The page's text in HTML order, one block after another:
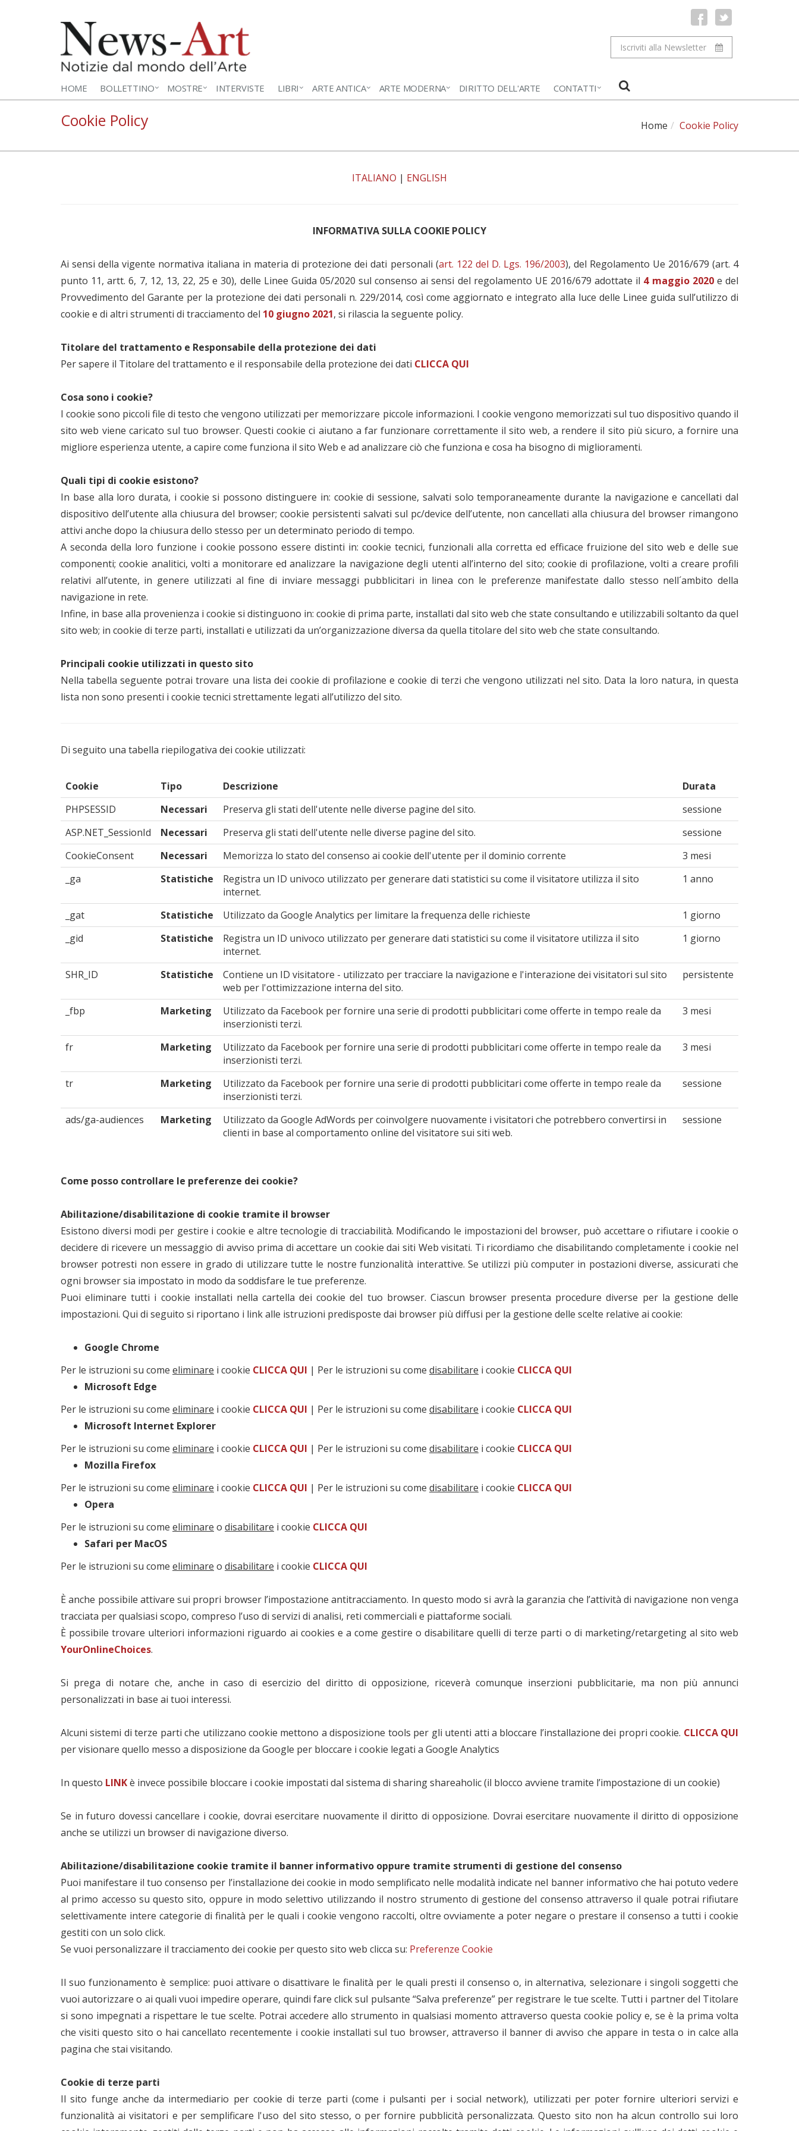
Iscriviti alla Newsletter
HOME BOLLETTINO MOSTRE INTERVISTE LIBRI ARTE ANTICA ARTE MODERNA DIRITTO DELL'ARTE CONTATTI
Cookie Policy Home Cookie Policy
ITALIANO | ENGLISH
INFORMATIVA SULLA COOKIE POLICY
Ai sensi della vigente normativa italiana in materia di protezione dei dati personali (art. 122 del D. Lgs. 196/2003), del Regolamento Ue 2016/679 (art. 4
punto 11, artt. 6, 7, 12, 13, 22, 25 e 30), delle Linee Guida 05/2020 sul consenso ai sensi del regolamento UE 2016/679 adottate il 4 maggio 2020e del
Provvedimento del Garante per la protezione dei dati personali n. 229/2014, così come aggiornato e integrato alla luce delle Linee guida sull’utilizzo di
cookie e di altri strumenti di tracciamento del 10 giugno 2021, si rilascia la seguente policy.
Titolare del trattamento e Responsabile della protezione dei dati
Per sapere il Titolare del trattamento e il responsabile della protezione dei dati CLICCA QUI
Cosa sono i cookie?
I cookie sono piccoli file di testo che vengono utilizzati per memorizzare piccole informazioni. I cookie vengono memorizzati sul tuo dispositivo quando il
sito web viene caricato sul tuo browser. Questi cookie ci aiutano a far funzionare correttamente il sito web, a rendere il sito più sicuro, a fornire una
migliore esperienza utente, a capire come funziona il sito Web e ad analizzare ciò che funziona e cosa ha bisogno di miglioramenti.
Quali tipi di cookie esistono?
In base alla loro durata, i cookie si possono distinguere in: cookie di sessione, salvati solo temporaneamente durante la navigazione e cancellati dal
dispositivo dell’utente alla chiusura del browser; cookie persistenti salvati sul pc/device dell’utente, non cancellati alla chiusura del browser rimangono
attivi anche dopo la chiusura dello stesso per un determinato periodo di tempo.
A seconda della loro funzione i cookie possono essere distinti in: cookie tecnici, funzionali alla corretta ed efficace fruizione del sito web e delle sue
componenti; cookie analitici, volti a monitorare ed analizzare la navigazione degli utenti all’interno del sito; cookie di profilazione, volti a creare profili
relativi all’utente, in genere utilizzati al fine di inviare messaggi pubblicitari in linea con le preferenze manifestate dallo stesso nell´ambito della
navigazione in rete.
Infine, in base alla provenienza i cookie si distinguono in: cookie di prima parte, installati dal sito web che state consultando e utilizzabili soltanto da quel
sito web; in cookie di terze parti, installati e utilizzati da un’organizzazione diversa da quella titolare del sito web che state consultando.
Principali cookie utilizzati in questo sito
Nella tabella seguente potrai trovare una lista dei cookie di profilazione e cookie di terzi che vengono utilizzati nel sito. Data la loro natura, in questa
lista non sono presenti i cookie tecnici strettamente legati all’utilizzo del sito.
Di seguito una tabella riepilogativa dei cookie utilizzati:
Cookie Tipo Descrizione
Durata
PHPSESSID
Necessari Preserva gli stati dell'utente nelle diverse pagine del sito.
sessione
ASP.NET_SessionId
Necessari Preserva gli stati dell'utente nelle diverse pagine del sito.
sessione
CookieConsent
Necessari Memorizza lo stato del consenso ai cookie dell'utente per il dominio corrente
3 mesi
_ga
Statistiche
Registra un ID univoco utilizzato per generare dati statistici su come il visitatore utilizza il sito
internet.
1 anno
_gat Statistiche Utilizzato da Google Analytics per limitare la frequenza delle richieste
1 giorno
_gid
Statistiche
Registra un ID univoco utilizzato per generare dati statistici su come il visitatore utilizza il sito
internet.
1 giorno
SHR_ID Statistiche
Contiene un ID visitatore - utilizzato per tracciare la navigazione e l'interazione dei visitatori sul sito
web per l'ottimizzazione interna del sito.
persistente
_fbp Marketing
Utilizzato da Facebook per fornire una serie di prodotti pubblicitari come offerte in tempo reale da
inserzionisti terzi.
3 mesi
fr Marketing
Utilizzato da Facebook per fornire una serie di prodotti pubblicitari come offerte in tempo reale da
inserzionisti terzi.
3 mesi
tr Marketing
Utilizzato da Facebook per fornire una serie di prodotti pubblicitari come offerte in tempo reale da
inserzionisti terzi.
sessione
ads/ga-audiences Marketing
Utilizzato da Google AdWords per coinvolgere nuovamente i visitatori che potrebbero convertirsi in
clienti in base al comportamento online del visitatore sui siti web.
sessione
Come posso controllare le preferenze dei cookie?
Abilitazione/disabilitazione di cookie tramite il browser
Esistono diversi modi per gestire i cookie e altre tecnologie di tracciabilità. Modificando le impostazioni del browser, può accettare o rifiutare i cookie o
decidere di ricevere un messaggio di avviso prima di accettare un cookie dai siti Web visitati. Ti ricordiamo che disabilitando completamente i cookie nel
browser potresti non essere in grado di utilizzare tutte le nostre funzionalità interattive. Se utilizzi più computer in postazioni diverse, assicurati che
ogni browser sia impostato in modo da soddisfare le tue preferenze.
Puoi eliminare tutti i cookie installati nella cartella dei cookie del tuo browser. Ciascun browser presenta procedure diverse per la gestione delle
impostazioni. Qui di seguito si riportano i link alle istruzioni predisposte dai browser più diffusi per la gestione delle scelte relative ai cookie:
Google Chrome
Per le istruzioni su come eliminare i cookie CLICCA QUI | Per le istruzioni su come disabilitare i cookie CLICCA QUI
Microsoft Edge
Per le istruzioni su come eliminare i cookie CLICCA QUI | Per le istruzioni su come disabilitare i cookie CLICCA QUI
Microsoft Internet Explorer
Per le istruzioni su come eliminare i cookie CLICCA QUI | Per le istruzioni su come disabilitare i cookie CLICCA QUI
Mozilla Firefox
Per le istruzioni su come eliminare i cookie CLICCA QUI | Per le istruzioni su come disabilitare i cookie CLICCA QUI
Opera
Per le istruzioni su come eliminare o disabilitare i cookie CLICCA QUI
Safari per MacOS
Per le istruzioni su come eliminare o disabilitare i cookie CLICCA QUI
È anche possibile attivare sui propri browser l’impostazione antitracciamento. In questo modo si avrà la garanzia che l’attività di navigazione non venga
tracciata per qualsiasi scopo, compreso l’uso di servizi di analisi, reti commerciali e piattaforme sociali.
È possibile trovare ulteriori informazioni riguardo ai cookies e a come gestire o disabilitare quelli di terze parti o di marketing/retargeting al sito web
YourOnlineChoices.
Si prega di notare che, anche in caso di esercizio del diritto di opposizione, riceverà comunque inserzioni pubblicitarie, ma non più annunci
personalizzati in base ai tuoi interessi.
Alcuni sistemi di terze parti che utilizzano cookie mettono a disposizione tools per gli utenti atti a bloccare l’installazione dei propri cookie. CLICCA QUI
per visionare quello messo a disposizione da Google per bloccare i cookie legati a Google Analytics
In questo LINKè invece possibile bloccare i cookie impostati dal sistema di sharing shareaholic (il blocco avviene tramite l’impostazione di un cookie)
Se in futuro dovessi cancellare i cookie, dovrai esercitare nuovamente il diritto di opposizione. Dovrai esercitare nuovamente il diritto di opposizione
anche se utilizzi un browser di navigazione diverso.
Abilitazione/disabilitazione cookie tramite il banner informativo oppure tramite strumenti di gestione del consenso
Puoi manifestare il tuo consenso per l’installazione dei cookie in modo semplificato nelle modalità indicate nel banner informativo che hai potuto vedere
al primo accesso su questo sito, oppure in modo selettivo utilizzando il nostro strumento di gestione del consenso attraverso il quale potrai rifiutare
selettivamente intere categorie di finalità per le quali i cookie vengono raccolti, oltre ovviamente a poter negare o prestare il consenso a tutti i cookie
gestiti con un solo click.
Se vuoi personalizzare il tracciamento dei cookie per questo sito web clicca su: Preferenze Cookie
Il suo funzionamento è semplice: puoi attivare o disattivare le finalità per le quali presti il consenso o, in alternativa, selezionare i singoli soggetti che
vuoi autorizzare o ai quali vuoi impedire operare, quindi fare click sul pulsante “Salva preferenze” per registrare le tue scelte. Tutti i partner del Titolare
si sono impegnati a rispettare le tue scelte. Potrai accedere allo strumento in qualsiasi momento attraverso questa cookie policy e, se è la prima volta
che visiti questo sito o hai cancellato recentemente i cookie installati sul tuo browser, attraverso il banner di avviso che appare in testa o in calce alla
pagina che stai visitando.
Cookie di terze parti
Il sito funge anche da intermediario per cookie di terze parti (come i pulsanti per i social network), utilizzati per poter fornire ulteriori servizi e
funzionalità ai visitatori e per semplificare l'uso del sito stesso, o per fornire pubblicità personalizzata. Questo sito non ha alcun controllo sui loro